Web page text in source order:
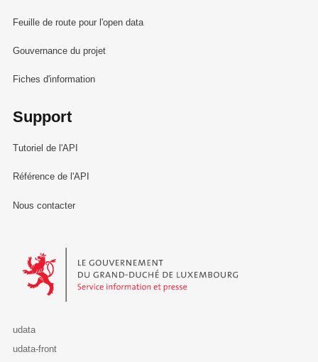
Feuille de route pour l'open data
Gouvernance du projet
Fiches d'information
Support
Tutoriel de l'API
Référence de l'API
Nous contacter
Le Gouvernement du Grand-Duché de Luxembourg - Service
udata
udata-front